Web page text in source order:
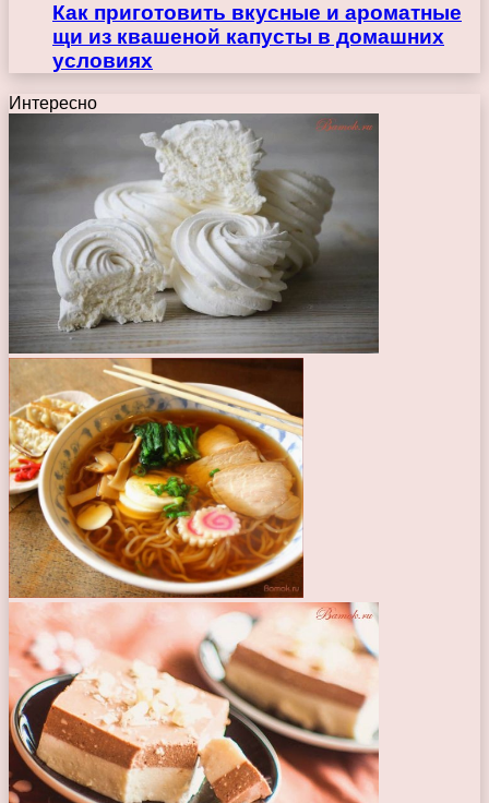
Как приготовить вкусные и ароматные
щи из квашеной капусты в домашних
условиях
Интересно